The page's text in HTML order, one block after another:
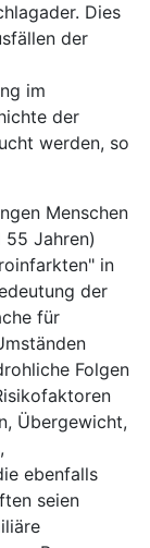
Dies
der
im
der
werden, so
Menschen
55 Jahren)
in
der
für
Folgen
Übergewicht,
ebenfalls
seien